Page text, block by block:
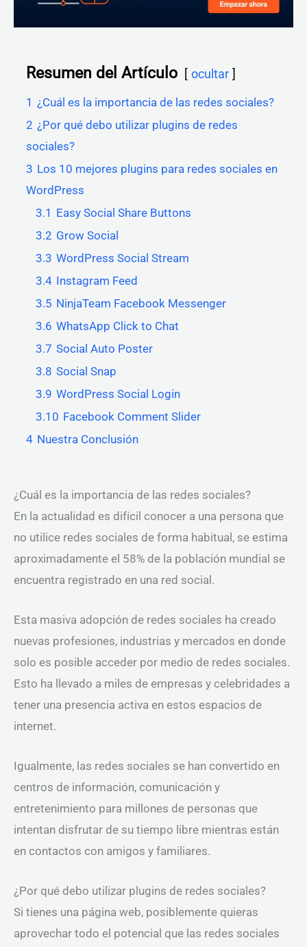
Resumen del Artículo ocultar
1 ¿Cuál es la importancia de las redes sociales?
2 ¿Por qué debo utilizar plugins de redes
sociales?
3 Los 10 mejores plugins para redes sociales en
WordPress
3.1 Easy Social Share Buttons
3.2 Grow Social
3.3 WordPress Social Stream
3.4 Instagram Feed
3.5 NinjaTeam Facebook Messenger
3.6 WhatsApp Click to Chat
3.7 Social Auto Poster
3.8 Social Snap
3.9 WordPress Social Login
3.10 Facebook Comment Slider
4 Nuestra Conclusión
¿Cuál es la importancia de las redes sociales?
En la actualidad es difícil conocer a una persona que
no utilice redes sociales de forma habitual, se estima
aproximadamente el 58% de la población mundial se
encuentra registrado en una red social.
Esta masiva adopción de redes sociales ha creado
nuevas profesiones, industrias y mercados en donde
solo es posible acceder por medio de redes sociales.
Esto ha llevado a miles de empresas y celebridades a
tener una presencia activa en estos espacios de
internet.
Igualmente, las redes sociales se han convertido en
centros de información, comunicación y
entretenimiento para millones de personas que
intentan disfrutar de su tiempo libre mientras están
en contactos con amigos y familiares.
¿Por qué debo utilizar plugins de redes sociales?
Si tienes una página web, posiblemente quieras
aprovechar todo el potencial que las redes sociales